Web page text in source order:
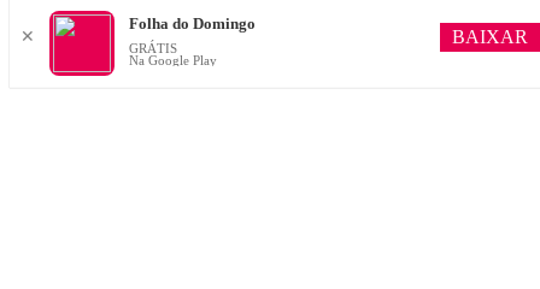
✕
Folha do Domingo
GRÁTIS
Na Google Play
BAIXAR